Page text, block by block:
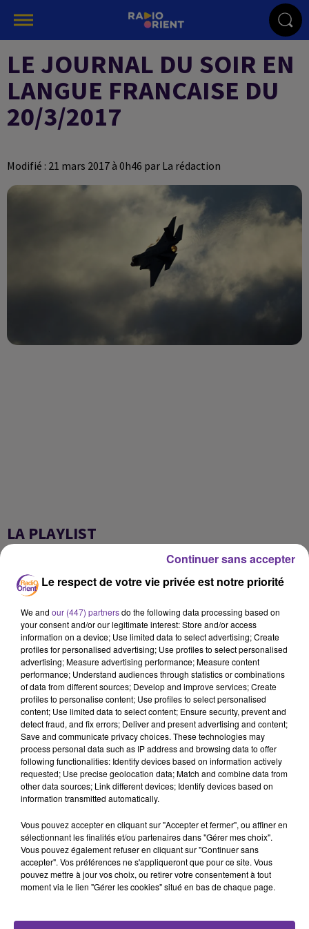
LE JOURNAL DU SOIR EN
LANGUE FRANCAISE DU
20/3/2017
Modifié : 21 mars 2017 à 0h46 par La rédaction
LA PLAYLIST
11h25
11h25
MARWAN KHOURY
2ahwi La Tneyn 2024
11h17
11h17
FAIRUZ
Al Bosta (long
Version)
10h54
10h54
ABIR NEEMEH
Hikayi 2019
ÉCOUTER
EN CE
MOMENT
Ormuz :
l'espoir d'une
réouverture,
désinformation
Le respect de votre vie privée est notre priorité
We and our (447) partnersdo the following data processing based on
your consent and/or our legitimate interest: Store and/or access
information on a device; Use limited data to select advertising; Create
profiles for personalised advertising; Use profiles to select personalised
advertising; Measure advertising performance; Measure content
performance; Understand audiences through statistics or combinations
of data from different sources; Develop and improve services; Create
profiles to personalise content; Use profiles to select personalised
content; Use limited data to select content; Ensure security, prevent and
detect fraud, and fix errors; Deliver and present advertising and content;
Save and communicate privacy choices. These technologies may
process personal data such as IP address and browsing data to offer
following functionalities: Identify devices based on information actively
requested; Use precise geolocation data; Match and combine data from
other data sources; Link different devices; Identify devices based on
information transmitted automatically.
Vous pouvez accepter en cliquant sur "Accepter et fermer", ou affiner en
sélectionnant les finalités et/ou partenaires dans "Gérer mes choix".
Vous pouvez également refuser en cliquant sur "Continuer sans
accepter". Vos préférences ne s'appliqueront que pour ce site. Vous
pouvez mettre à jour vos choix, ou retirer votre consentement à tout
moment via le lien "Gérer les cookies" situé en bas de chaque page.
Continuer sans accepter